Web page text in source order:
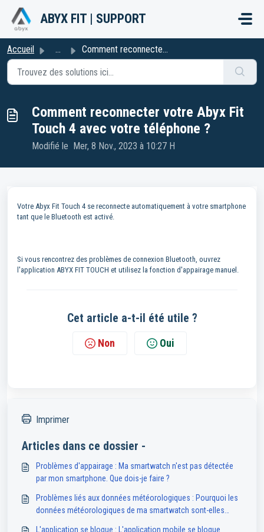
Passer au contenu principal
ABYX FIT | SUPPORT
Accueil ... Comment reconnecter votre Abyx Fit Touch 4 avec votre tél...
Comment reconnecter votre Abyx Fit
Touch 4 avec votre téléphone ?
Modifié le Mer, 8 Nov., 2023 à 10:27 H
Votre Abyx Fit Touch 4 se reconnecte automatiquement à votre smartphone
tant que le Bluetooth est activé.
Si vous rencontrez des problèmes de connexion Bluetooth, ouvrez
l'application ABYX FIT TOUCH et utilisez la fonction d'appairage manuel.
Cet article a-t-il été utile ?
Non Oui
Imprimer
Articles dans ce dossier -
Problèmes d'appairage : Ma smartwatch n'est pas détectée
par mon smartphone. Que dois-je faire ?
Problèmes liés aux données météorologiques : Pourquoi les
données météorologiques de ma smartwatch sont-elles
L'application se bloque : L'application mobile se bloque